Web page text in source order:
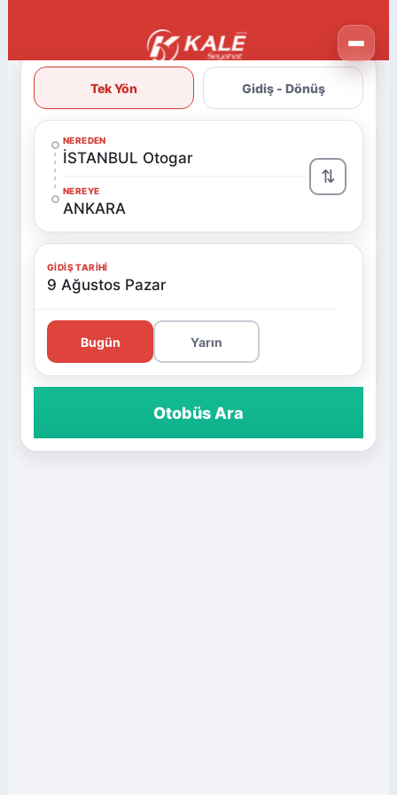
Tek Yön Gidiş - Dönüş
NEREDEN
İSTANBUL Otogar
NEREYE
ANKARA
⇅
GIDIŞ TARIHI
9 Ağustos Pazar
Bugün Yarın
Otobüs Ara